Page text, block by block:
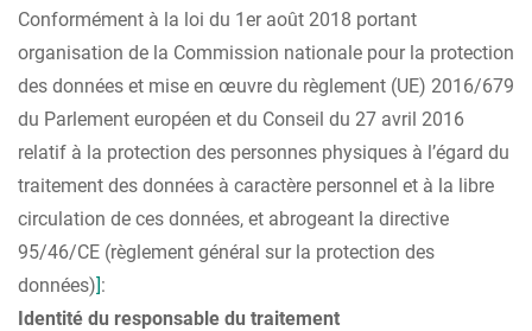
Conformément à la loi du 1er août 2018 portant
organisation de la Commission nationale pour la protection
des données et mise en œuvre du règlement (UE) 2016/679
du Parlement européen et du Conseil du 27 avril 2016
relatif à la protection des personnes physiques à l’égard du
traitement des données à caractère personnel et à la libre
circulation de ces données, et abrogeant la directive
95/46/CE (règlement général sur la protection des
données)]:
Identité du responsable du traitement